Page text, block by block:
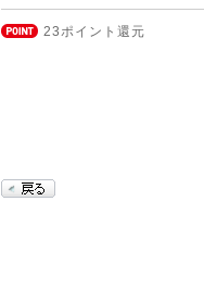
23ポイント還元